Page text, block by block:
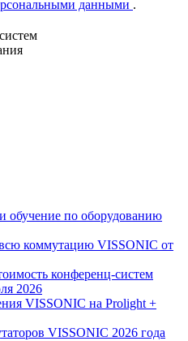
данными .
по оборудованию
коммутацию VISSONIC от
конференц-систем
2026
VISSONIC на Prolight +
VISSONIC 2026 года